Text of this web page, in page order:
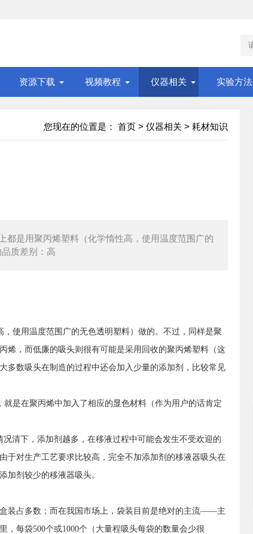
资源下载 视频教程 仪器相关 实验方法
您现在的位置是： 首页 > 仪器相关 > 耗材知识
都是用聚丙烯塑料（化学惰性高，使用温度范围广的
质差别：高
使用温度范围广的无色透明塑料）做的。不过，同样是聚
烯，而低廉的吸头则很有可能是采用回收的聚丙烯塑料（这
多数吸头在制造的过程中还会加入少量的添加剂，比较常见
是在聚丙烯中加入了相应的显色材料（作为用户的话肯定
清下，添加剂越多，在移液过程中可能会发生不受欢迎的
于对生产工艺要求比较高，完全不加添加剂的移液器吸头在
加剂较少的移液器吸头。
装占多数；而在我国市场上，袋装目前是绝对的主流——主
每袋500个或1000个（大量程吸头每袋的数量会少很